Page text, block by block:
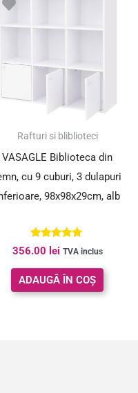
Rafturi si bliblioteci
VASAGLE Biblioteca din
cu 9 cuburi, 3 dulapuri
98x98x29cm, alb
Evaluat la
5.00
din 5
356.00 lei TVA inclus
ADAUGĂ ÎN COȘ